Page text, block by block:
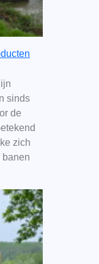
sinds
de
zich
banen